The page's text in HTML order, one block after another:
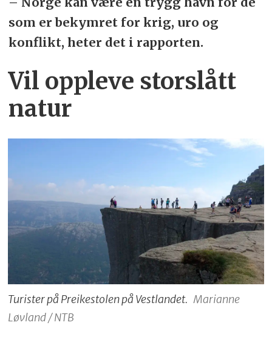
som er bekymret for krig, uro og
konflikt, heter det i rapporten.
Vil oppleve storslått
natur
Turister på Preikestolen på Vestlandet. Marianne
Løvland / NTB